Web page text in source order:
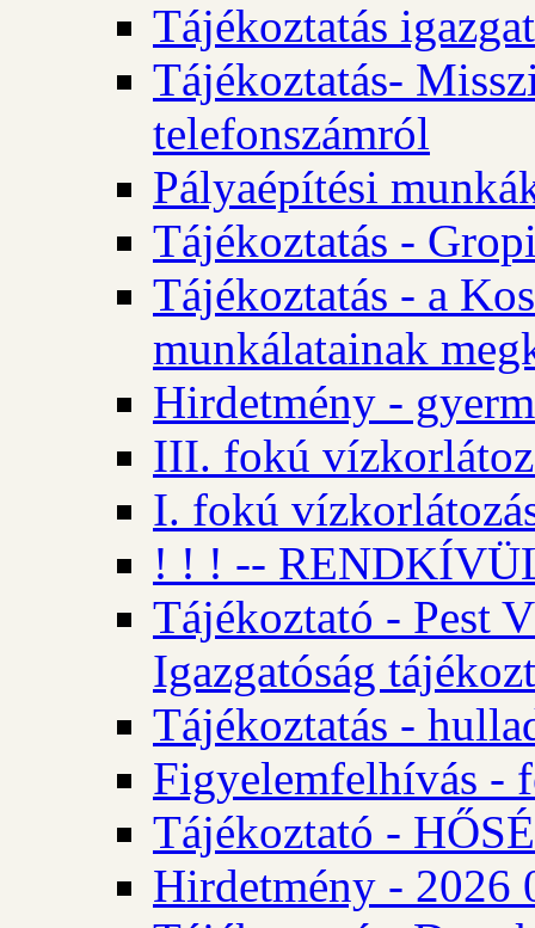
Tájékoztatás
Tájékoztatás-
telefonszámról
Pályaépítési
Tájékoztatás -
Tájékoztatás - a
munkálatainak
Hirdetmény -
III. fokú
I. fokú
! ! ! --
Tájékoztató - Pest
Igazgatóság
Tájékoztatás -
Figyelemfelhívás -
Tájékoztató -
Hirdetmény - 2026